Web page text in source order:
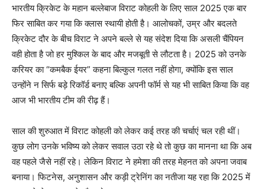
भारतीय क्रिकेट के महान बल्लेबाज विराट कोहली के लिए साल 2025 एक बार
फिर साबित कर गया कि क्लास स्थायी होती है। आलोचकों, उम्र और बदलते
क्रिकेट दौर के बीच विराट ने अपने बल्ले से यह संदेश दिया कि असली चैंपियन
वही होता है जो हर मुश्किल के बाद और मजबूती से लौटता है। 2025 को उनके
करियर का “कमबैक ईयर” कहना बिल्कुल गलत नहीं होगा, क्योंकि इस साल
उन्होंने न सिर्फ बड़े रिकॉर्ड बनाए बल्कि अपनी फॉर्म से यह भी साबित किया कि वह
आज भी भारतीय टीम की रीढ़ हैं।
साल की शुरुआत में विराट कोहली को लेकर कई तरह की चर्चाएं चल रही थीं।
कुछ लोग उनके भविष्य को लेकर सवाल उठा रहे थे तो कुछ का मानना था कि अब
वह पहले जैसे नहीं रहे। लेकिन विराट ने हमेशा की तरह मेहनत को अपना जवाब
बनाया। फिटनेस, अनुशासन और कड़ी ट्रेनिंग का नतीजा यह रहा कि 2025 में